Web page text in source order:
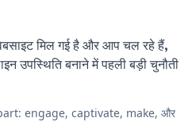
मिल गई है और आप चल रहे हैं,
उपस्थिति बनाने में पहली बड़ी चुनौती
engage, captivate, make, और